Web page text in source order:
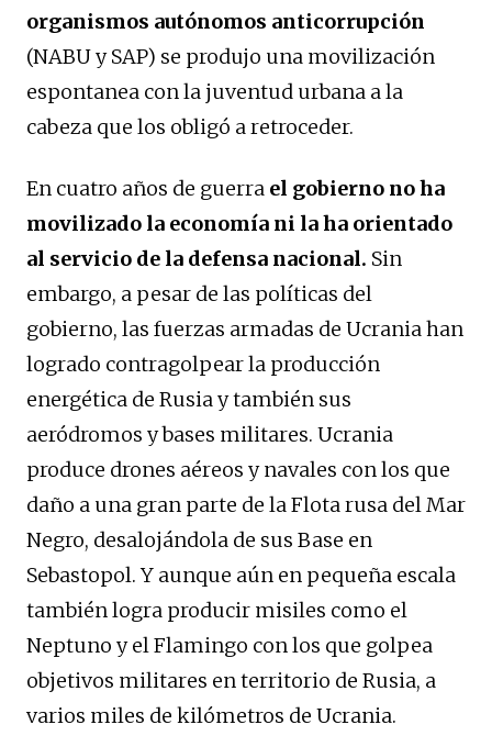
organismos autónomos anticorrupción
(NABU y SAP) se produjo una movilización
espontanea con la juventud urbana a la
cabeza que los obligó a retroceder.
En cuatro años de guerra el gobierno no ha
movilizado la economía ni la ha orientado
al servicio de la defensa nacional. Sin
embargo, a pesar de las políticas del
gobierno, las fuerzas armadas de Ucrania han
logrado contragolpear la producción
energética de Rusia y también sus
aeródromos y bases militares. Ucrania
produce drones aéreos y navales con los que
daño a una gran parte de la Flota rusa del Mar
Negro, desalojándola de sus Base en
Sebastopol. Y aunque aún en pequeña escala
también logra producir misiles como el
Neptuno y el Flamingo con los que golpea
objetivos militares en territorio de Rusia, a
varios miles de kilómetros de Ucrania.